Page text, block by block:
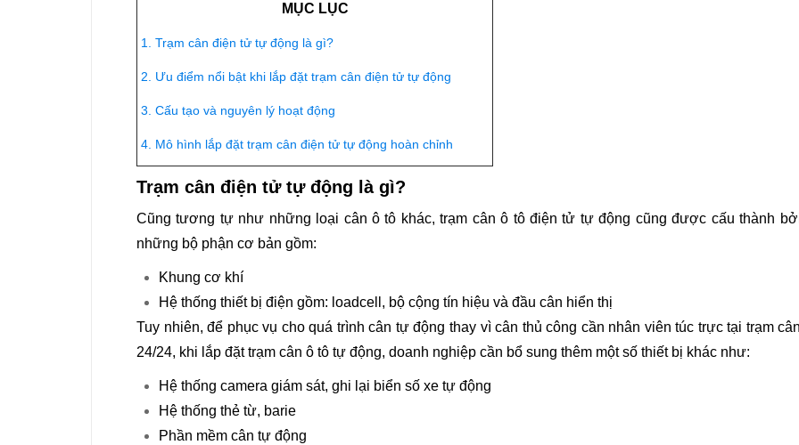
MỤC LỤC
1. Trạm cân điện tử tự động là gì?
2. Ưu điểm nổi bật khi lắp đặt trạm cân điện tử tự động
3. Cấu tạo và nguyên lý hoạt động
4. Mô hình lắp đặt trạm cân điện tử tự động hoàn chỉnh
Trạm cân điện tử tự động là gì?
Cũng tương tự như những loại cân ô tô khác, trạm cân ô tô điện tử tự động cũng được cấu thành
những bộ phận cơ bản gồm:
Khung cơ khí
Hệ thống thiết bị điện gồm: loadcell, bộ cộng tín hiệu và đầu cân hiển thị
Tuy nhiên, để phục vụ cho quá trình cân tự động thay vì cân thủ công cần nhân viên túc trực tại trạm cân
24/24, khi lắp đặt trạm cân ô tô tự động, doanh nghiệp cần bổ sung thêm một số thiết bị khác như:
Hệ thống camera giám sát, ghi lại biển số xe tự động
Hệ thống thẻ từ, barie
Phần mềm cân tự động